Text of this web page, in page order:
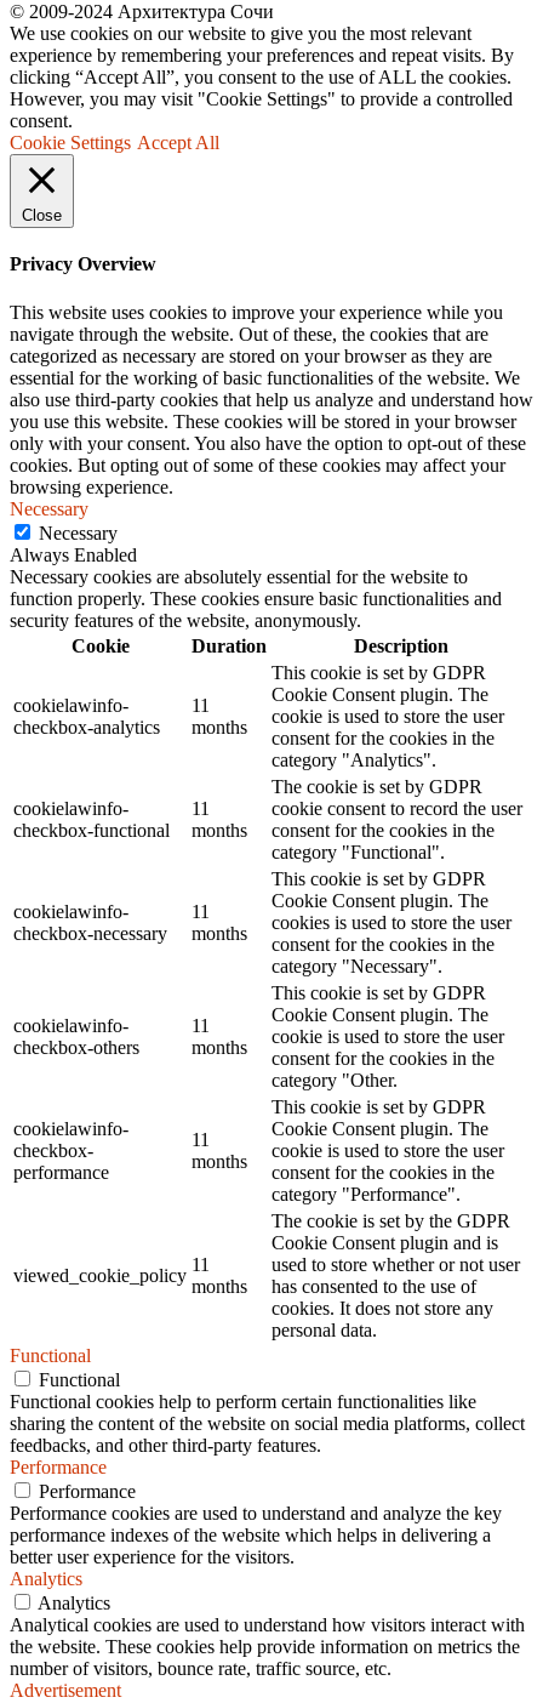
© 2009-2024 Архитектура Сочи
We use cookies on our website to give you the most relevant
experience by remembering your preferences and repeat visits. By
clicking “Accept All”, you consent to the use of ALL the cookies.
However, you may visit "Cookie Settings" to provide a controlled
consent.
Cookie Settings Accept All
Close
Privacy Overview
This website uses cookies to improve your experience while you
navigate through the website. Out of these, the cookies that are
categorized as necessary are stored on your browser as they are
essential for the working of basic functionalities of the website. We
also use third-party cookies that help us analyze and understand how
you use this website. These cookies will be stored in your browser
only with your consent. You also have the option to opt-out of these
cookies. But opting out of some of these cookies may affect your
browsing experience.
Necessary
Necessary
Always Enabled
Necessary cookies are absolutely essential for the website to
function properly. These cookies ensure basic functionalities and
security features of the website, anonymously.
Cookie
Duration Description
cookielawinfo-
checkbox-analytics
11
months
This cookie is set by GDPR
Cookie Consent plugin. The
cookie is used to store the user
consent for the cookies in the
category "Analytics".
cookielawinfo-
checkbox-functional
11
months
The cookie is set by GDPR
cookie consent to record the user
consent for the cookies in the
category "Functional".
cookielawinfo-
checkbox-necessary
11
months
This cookie is set by GDPR
Cookie Consent plugin. The
cookies is used to store the user
consent for the cookies in the
category "Necessary".
cookielawinfo-
checkbox-others
11
months
This cookie is set by GDPR
Cookie Consent plugin. The
cookie is used to store the user
consent for the cookies in the
category "Other.
cookielawinfo-
checkbox-
performance
11
months
This cookie is set by GDPR
Cookie Consent plugin. The
cookie is used to store the user
consent for the cookies in the
category "Performance".
viewed_cookie_policy
11
months
The cookie is set by the GDPR
Cookie Consent plugin and is
used to store whether or not user
has consented to the use of
cookies. It does not store any
personal data.
Functional
Functional
Functional cookies help to perform certain functionalities like
sharing the content of the website on social media platforms, collect
feedbacks, and other third-party features.
Performance
Performance
Performance cookies are used to understand and analyze the key
performance indexes of the website which helps in delivering a
better user experience for the visitors.
Analytics
Analytics
Analytical cookies are used to understand how visitors interact with
the website. These cookies help provide information on metrics the
number of visitors, bounce rate, traffic source, etc.
Advertisement